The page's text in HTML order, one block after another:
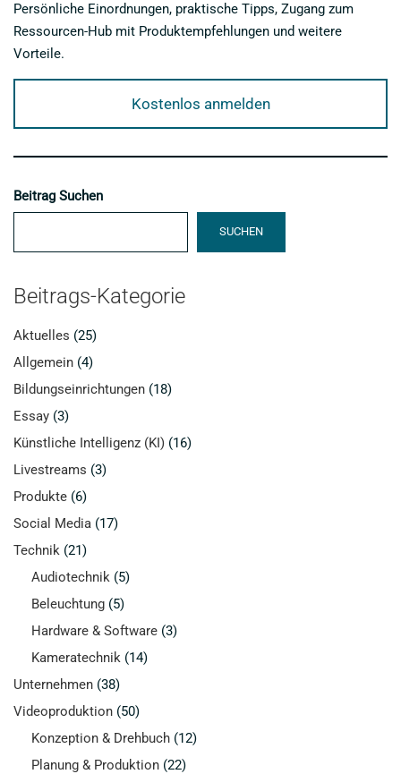
Persönliche Einordnungen, praktische Tipps, Zugang zum
Ressourcen-Hub mit Produktempfehlungen und weitere
Vorteile.
Kostenlos anmelden
Beitrag Suchen
SUCHEN
Beitrags-Kategorie
Aktuelles (25)
Allgemein (4)
Bildungseinrichtungen (18)
Essay (3)
Künstliche Intelligenz (KI) (16)
Livestreams (3)
Produkte (6)
Social Media (17)
Technik (21)
Audiotechnik (5)
Beleuchtung (5)
Hardware & Software (3)
Kameratechnik (14)
Unternehmen (38)
Videoproduktion (50)
Konzeption & Drehbuch (12)
Planung & Produktion (22)